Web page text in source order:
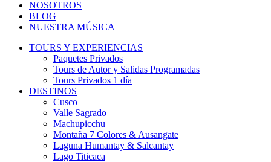
NOSOTROS
BLOG
NUESTRA MÚSICA
TOURS Y EXPERIENCIAS
Paquetes Privados
Tours de Autor y Salidas Programadas
Tours Privados 1 día
DESTINOS
Cusco
Valle Sagrado
Machupicchu
Montaña 7 Colores & Ausangate
Laguna Humantay & Salcantay
Lago Titicaca